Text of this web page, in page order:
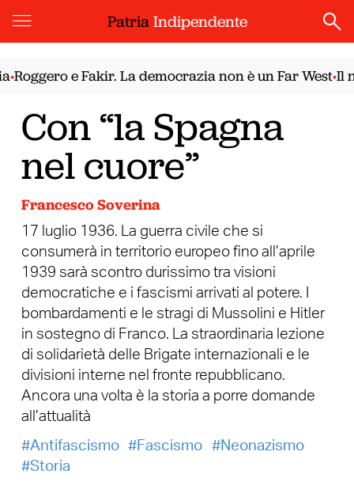
PatriaIndipendente
e Fakir. La democrazia non è un Far West•Il nodo
Con “la Spagna
nel cuore”
Francesco Soverina
17 luglio 1936. La guerra civile che si
consumerà in territorio europeo fino all’aprile
1939 sarà scontro durissimo tra visioni
democratiche e i fascismi arrivati al potere. I
bombardamenti e le stragi di Mussolini e Hitler
in sostegno di Franco. La straordinaria lezione
di solidarietà delle Brigate internazionali e le
divisioni interne nel fronte repubblicano.
Ancora una volta è la storia a porre domande
all’attualità
Antifascismo
Fascismo
Neonazismo
Storia